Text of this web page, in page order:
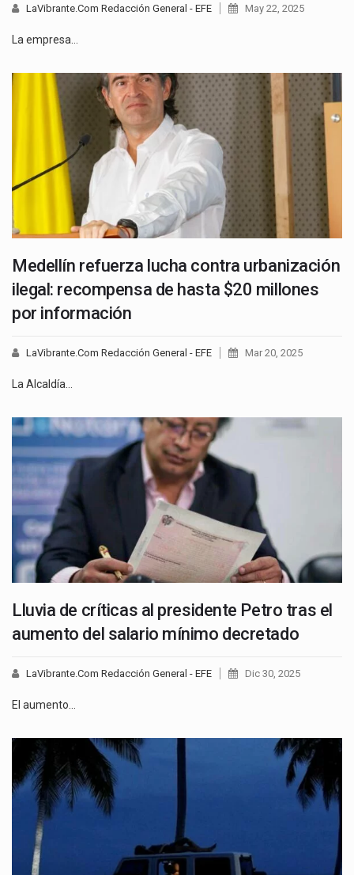
LaVibrante.Com Redacción General - EFE May 22, 2025
La empresa…
Medellín refuerza lucha contra urbanización
ilegal: recompensa de hasta $20 millones
por información
LaVibrante.Com Redacción General - EFE Mar 20, 2025
La Alcaldía…
Lluvia de críticas al presidente Petro tras el
aumento del salario mínimo decretado
LaVibrante.Com Redacción General - EFE Dic 30, 2025
El aumento…